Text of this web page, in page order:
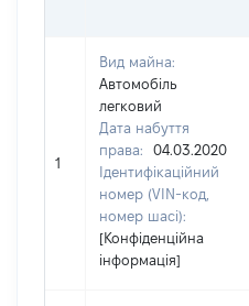
1
Вид майна:
Автомобіль
легковий
Дата набуття
права:
04.03.2020
Ідентифікаційний
номер (VIN-код,
номер шасі):
[Конфіденційна
інформація]